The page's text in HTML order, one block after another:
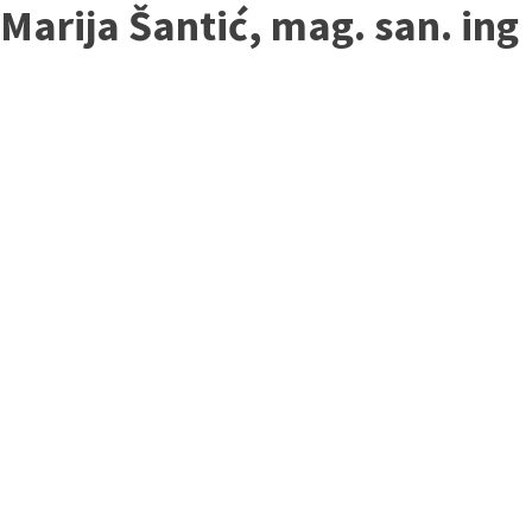
Marija Šantić, mag. san. ing